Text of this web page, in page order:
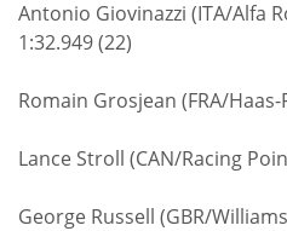
Antonio Giovinazzi (ITA/Alfa
1:32.949 (22)
Romain Grosjean (FRA/
Lance Stroll (CAN/Racing
George Russell (GBR/